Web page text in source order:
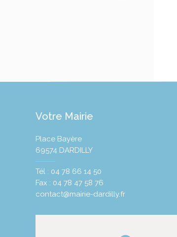
Votre Mairie
Place Bayère
69574 DARDILLY
Tél : 04 78 66 14 50
Fax : 04 78 47 58 76
contact@mairie-dardilly.fr